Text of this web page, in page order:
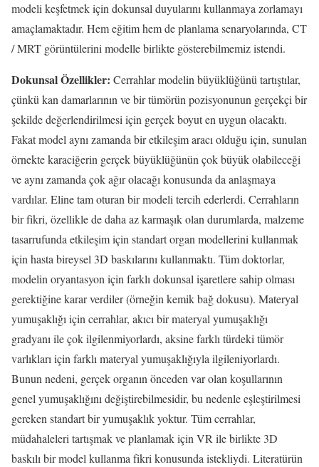
modeli keşfetmek için dokunsal duyularını kullanmaya zorlamayı
amaçlamaktadır. Hem eğitim hem de planlama senaryolarında, CT
/ MRT görüntülerini modelle birlikte gösterebilmemiz istendi.
Dokunsal Özellikler: Cerrahlar modelin büyüklüğünü tartıştılar,
çünkü kan damarlarının ve bir tümörün pozisyonunun gerçekçi bir
şekilde değerlendirilmesi için gerçek boyut en uygun olacaktı.
Fakat model aynı zamanda bir etkileşim aracı olduğu için, sunulan
örnekte karaciğerin gerçek büyüklüğünün çok büyük olabileceği
ve aynı zamanda çok ağır olacağı konusunda da anlaşmaya
vardılar. Eline tam oturan bir modeli tercih ederlerdi. Cerrahların
bir fikri, özellikle de daha az karmaşık olan durumlarda, malzeme
tasarrufunda etkileşim için standart organ modellerini kullanmak
için hasta bireysel 3D baskılarını kullanmaktı. Tüm doktorlar,
modelin oryantasyon için farklı dokunsal işaretlere sahip olması
gerektiğine karar verdiler (örneğin kemik bağ dokusu). Materyal
yumuşaklığı için cerrahlar, akıcı bir materyal yumuşaklığı
gradyanı ile çok ilgilenmiyorlardı, aksine farklı türdeki tümör
varlıkları için farklı materyal yumuşaklığıyla ilgileniyorlardı.
Bunun nedeni, gerçek organın önceden var olan koşullarının
genel yumuşaklığını değiştirebilmesidir, bu nedenle eşleştirilmesi
gereken standart bir yumuşaklık yoktur. Tüm cerrahlar,
müdahaleleri tartışmak ve planlamak için VR ile birlikte 3D
baskılı bir model kullanma fikri konusunda istekliydi. Literatürün